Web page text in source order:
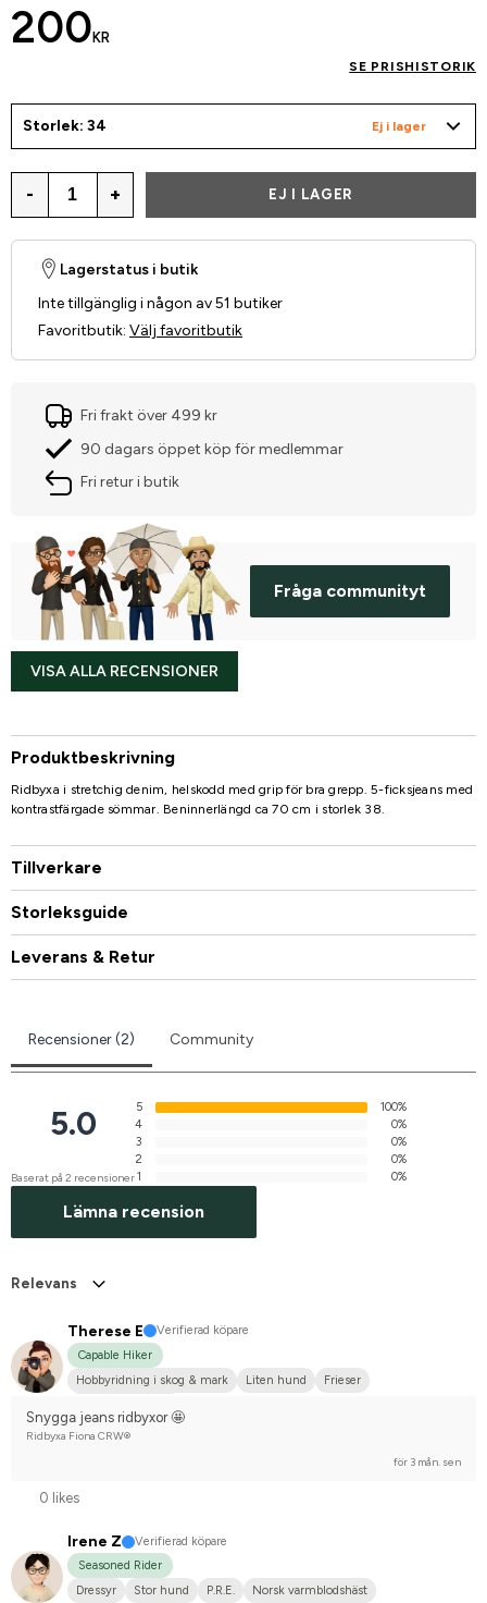
200 KR
SE PRISHISTORIK
Storlek: 34 Ej i lager
- + EJ I LAGER
Lagerstatus i butik
Inte tillgänglig i någon av 51 butiker
Favoritbutik: Välj favoritbutik
Fri frakt över 499 kr
90 dagars öppet köp för medlemmar
Fri retur i butik
Fråga communityt
VISA ALLA RECENSIONER
Produktbeskrivning
Ridbyxa i stretchig denim, helskodd med grip för bra grepp. 5-ficksjeans med
kontrastfärgade sömmar. Beninnerlängd ca 70 cm i storlek 38.
Tillverkare
Storleksguide
Leverans & Retur
Recensioner (2) Community
5.0
Baserat på 2 recensioner
5
100%
4
0%
3
0%
2
0%
1
0%
Lämna recension
Relevans
Therese E
Verifierad köpare
Capable Hiker
Hobbyridning i skog & mark
Liten hund
Frieser
Snygga jeans ridbyxor 🤩
Ridbyxa Fiona CRW®
för 3 mån. sen
0 likes
Irene Z
Verifierad köpare
Seasoned Rider
Dressyr
Stor hund P.R.E. Norsk varmblodshäst